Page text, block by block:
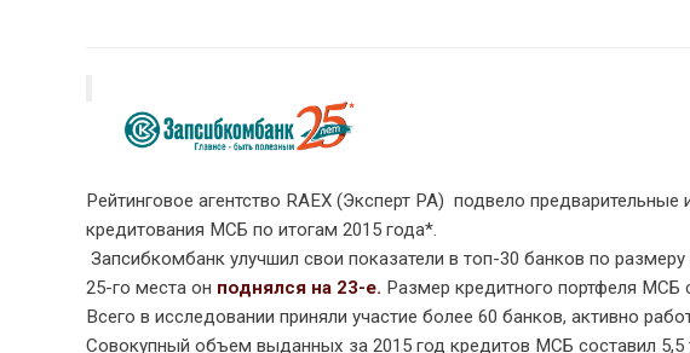
Рейтинговое агентство RAEX (Эксперт РА) подвело предварительные
кредитования МСБ по итогам 2015 года*.
Запсибкомбанк улучшил свои показатели в топ-30 банков по
25-го места он поднялся на 23-е. Размер кредитного портфеля МСБ
Всего в исследовании приняли участие более 60 банков, активно
Совокупный объем выданных за 2015 год кредитов МСБ составил 5,5